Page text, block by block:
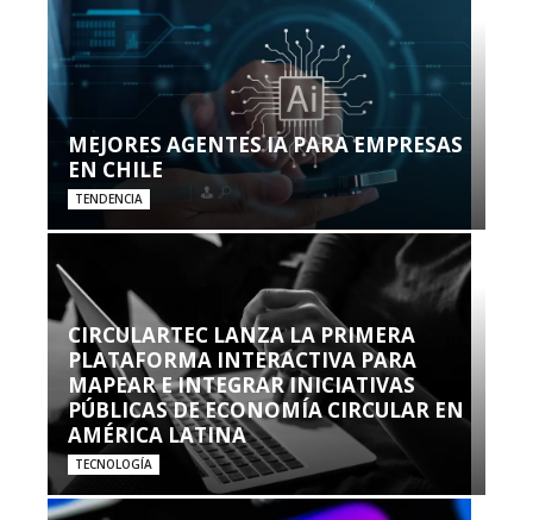
MEJORES AGENTES IA PARA EMPRESAS
EN CHILE
TENDENCIA
CIRCULARTEC LANZA LA PRIMERA
PLATAFORMA INTERACTIVA PARA
MAPEAR E INTEGRAR INICIATIVAS
PÚBLICAS DE ECONOMÍA CIRCULAR EN
AMÉRICA LATINA
TECNOLOGÍA